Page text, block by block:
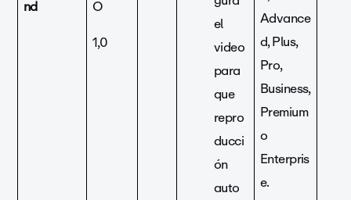
nd
O
1,0
el
video
para
que
repro
ducci
ón
auto
Advance
d, Plus,
Pro,
Business,
Premium
o
Enterpris
e.